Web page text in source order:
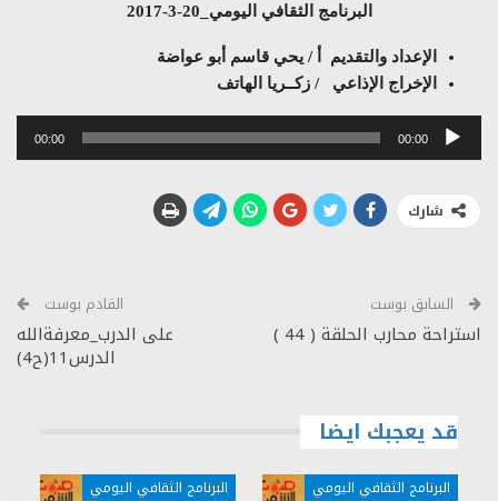
البرنامج الثقافي اليومي_20-3-2017
الإعداد والتقديم أ / يحي قاسم أبو عواضة
الإخراج الإذاعي / زكــريا الهاتف
مشغل
00:00
00:00
شارك
السابق بوست
استراحة محارب الحلقة ( 44 )
القادم بوست
على الدرب_معرفةالله
الدرس11(ح4)
قد يعجبك ايضا
البرنامج الثقافي اليومي البرنامج الثقافي اليومي